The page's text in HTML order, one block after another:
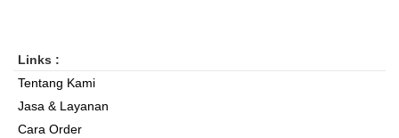
Links :
Tentang Kami
Jasa & Layanan
Cara Order